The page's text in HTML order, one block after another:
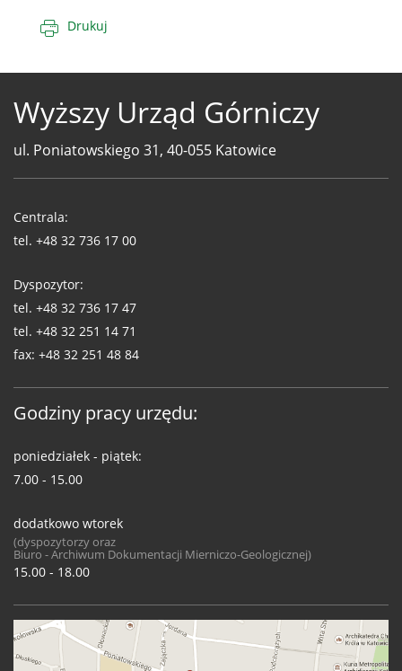
Drukuj
Wyższy Urząd Górniczy
ul. Poniatowskiego 31, 40-055 Katowice
WUG
Centrala:
tel. +48 32 736 17 00
Dyspozytor:
tel. +48 32 736 17 47
tel. +48 32 251 14 71
fax: +48 32 251 48 84
Godziny pracy urzędu:
poniedziałek - piątek:
7.00 - 15.00
dodatkowo wtorek
(dyspozytorzy oraz
Biuro - Archiwum Dokumentacji Mierniczo-Geologicznej)
15.00 - 18.00